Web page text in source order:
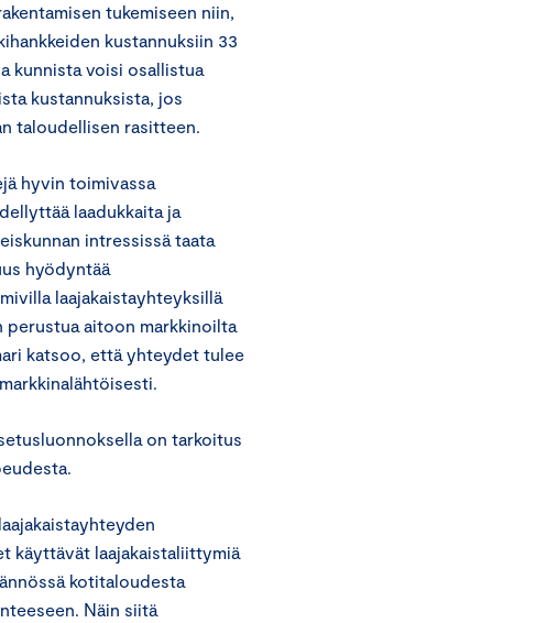
tukemiseen niin,
kustannuksiin 33
kunnista voisi osallistua
kustannuksista, jos
taloudellisen rasitteen.
hyvin toimivassa
laadukkaita ja
intressissä taata
hyödyntää
laajakaistayhteyksillä
perustua aitoon markkinoilta
katsoo, että yhteydet tulee
on tarkoitus
käyttävät laajakaistaliittymiä
kotitaloudesta
Näin siitä